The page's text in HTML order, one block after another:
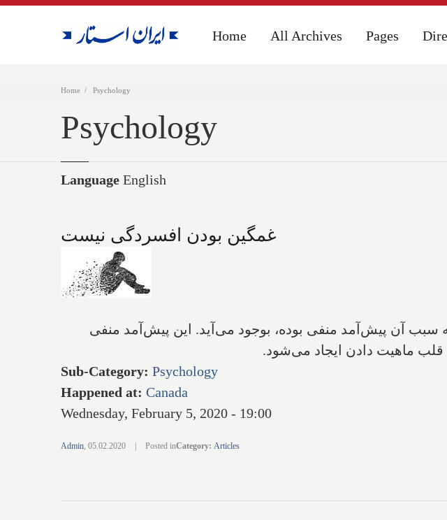
Home All Archives Pages
Home Psychology
Home All Archives Pages
Psychology
Language English
غمگین بودن افسردگی نیست
آن پیش‌آمد منفی بوده، بوجود می‌آید. این پیش‌آمد منفی
ماهیت دادن ایجاد می‌شود.
Sub-Category: Psychology
Happened at: Canada
Wednesday, February 5, 2020 - 19:00
Admin, 05.02.2020 Posted inCategory: Articles